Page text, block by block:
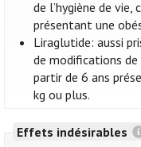
de l’hygiène de
présentant une
Liraglutide: aussi
de modifications de
partir de 6 ans
kg ou plus.
Effets indésirables